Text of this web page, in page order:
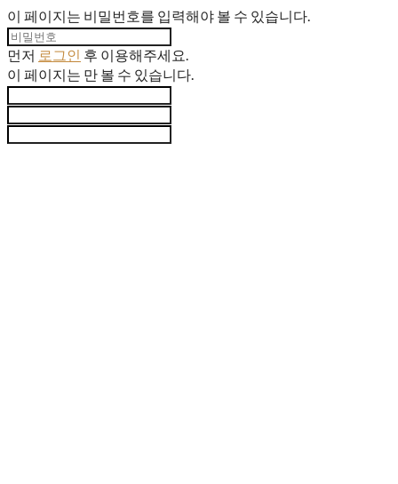
이 페이지는 비밀번호를 입력해야 볼 수 있습니다.
먼저 로그인 후 이용해주세요.
이 페이지는 만 볼 수 있습니다.